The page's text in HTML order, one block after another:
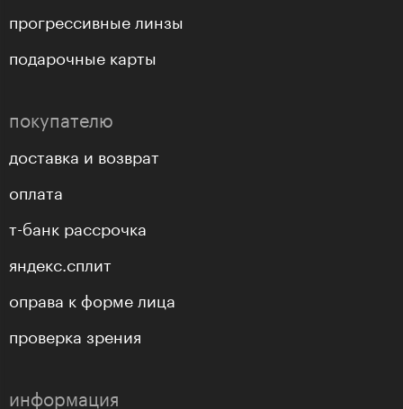
прогрессивные линзы
подарочные карты
покупателю
доставка и возврат
оплата
т-банк рассрочка
яндекс.сплит
оправа к форме лица
проверка зрения
информация